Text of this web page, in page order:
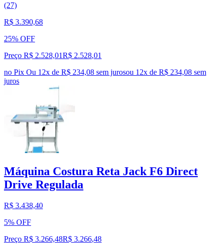
(27)
R$ 3.390,68
25% OFF
Preço R$ 2.528,01R$ 2.528,01
no Pix Ou 12x de R$ 234,08 sem jurosou 12x de R$ 234,08 sem
juros
Máquina Costura Reta Jack F6 Direct
Drive Regulada
R$ 3.438,40
5% OFF
Preço R$ 3.266,48R$ 3.266,48